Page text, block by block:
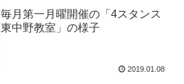
毎月第一月曜開催の「4スタンス
東中野教室」の様子
2019.01.08